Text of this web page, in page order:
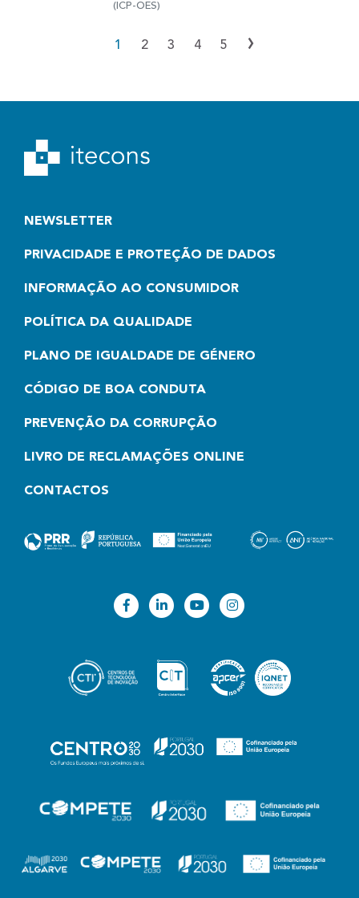
(ICP-OES)
1 2 3 4 5 ›
NEWSLETTER
PRIVACIDADE E PROTEÇÃO DE DADOS
INFORMAÇÃO AO CONSUMIDOR
POLÍTICA DA QUALIDADE
PLANO DE IGUALDADE DE GÉNERO
CÓDIGO DE BOA CONDUTA
PREVENÇÃO DA CORRUPÇÃO
LIVRO DE RECLAMAÇÕES ONLINE
CONTACTOS